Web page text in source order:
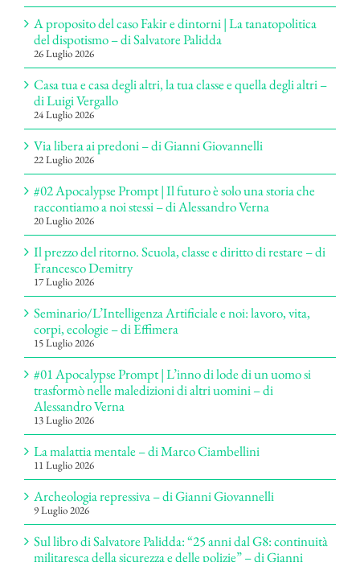
A proposito del caso Fakir e dintorni | La tanatopolitica
del dispotismo – di Salvatore Palidda
26 Luglio 2026
Casa tua e casa degli altri, la tua classe e quella degli altri –
di Luigi Vergallo
24 Luglio 2026
Via libera ai predoni – di Gianni Giovannelli
22 Luglio 2026
#02 Apocalypse Prompt | Il futuro è solo una storia che
raccontiamo a noi stessi – di Alessandro Verna
20 Luglio 2026
Il prezzo del ritorno. Scuola, classe e diritto di restare – di
Francesco Demitry
17 Luglio 2026
Seminario/L’Intelligenza Artificiale e noi: lavoro, vita,
corpi, ecologie – di Effimera
15 Luglio 2026
#01 Apocalypse Prompt | L’inno di lode di un uomo si
trasformò nelle maledizioni di altri uomini – di
Alessandro Verna
13 Luglio 2026
La malattia mentale – di Marco Ciambellini
11 Luglio 2026
Archeologia repressiva – di Gianni Giovannelli
9 Luglio 2026
Sul libro di Salvatore Palidda: “25 anni dal G8: continuità
militaresca della sicurezza e delle polizie” – di Gianni